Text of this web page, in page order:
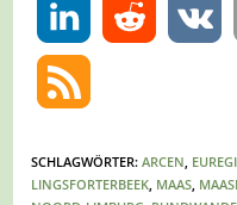
0
SCHLAGWÖRTER:ARCEN,
LINGSFORTERBEEK, MAAS,